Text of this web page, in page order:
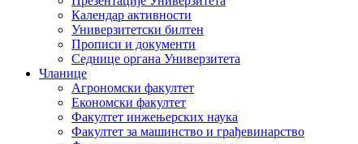
Календар активности
Универзитетски билтен
Прописи и документи
Седнице органа Универзитета
Чланице
Агрономски факултет
Економски факултет
Факултет инжењерских наука
Факултет за машинство и грађевинарство